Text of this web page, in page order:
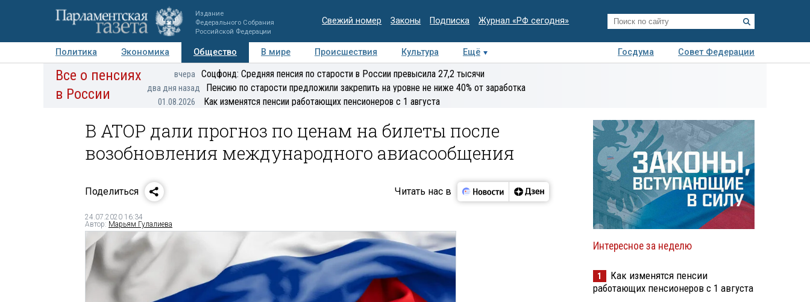
Издание
Федерального Собрания
Российской Федерации
Свежий номер Законы Подписка Журнал «РФ сегодня»
Политика Экономика Общество В мире Происшествия Культура Ещё Госдума
Совет Федерации
Авторы Персоны Мнения Регионы Медиацентр Интервью Колумнисты
экспертиза
Все о пенсиях
в России
вчера Соцфонд: Средняя пенсия по старости в России превысила 27,2 тысячи
два дня назад Пенсию по старости предложили закрепить на уровне не ниже 40% от заработка
01.08.2026 Как изменятся пенсии работающих пенсионеров с 1 августа
В АТОР дали прогноз по ценам на билеты после
возобновления международного авиасообщения
Поделиться Читать нас в
24.07.2020 16:34
Автор: Марьям Гулалиева
Интересное за неделю
1
Как изменятся пенсии
работающих пенсионеров с 1 августа